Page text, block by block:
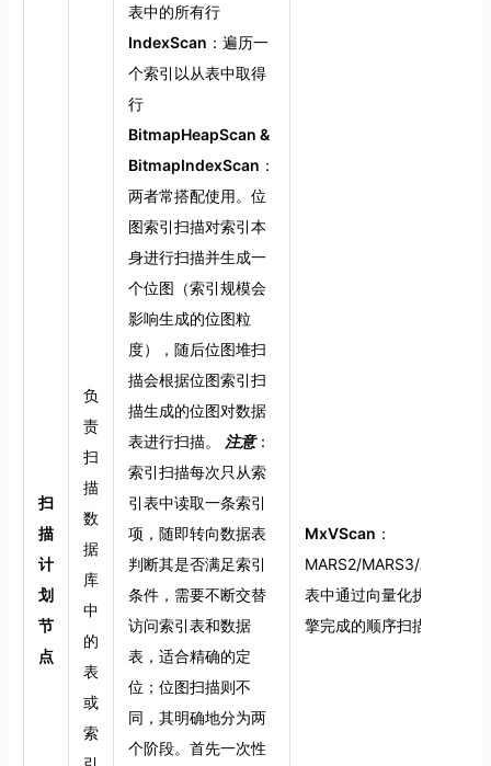
扫
描
计
划
节
点
负
责
扫
描
数
据
库
中
的
表
或
索
表中的所有行
IndexScan ：遍历一
个索引以从表中取得
行
BitmapHeapScan &
BitmapIndexScan ：
两者常搭配使用。位
图索引扫描对索引本
身进行扫描并生成一
个位图（索引规模会
影响生成的位图粒
度），随后位图堆扫
描会根据位图索引扫
描生成的位图对数据
表进行扫描。
注意：
索引扫描每次只从索
引表中读取一条索引
项，随即转向数据表
判断其是否满足索引
条件，需要不断交替
访问索引表和数据
表，适合精确的定
位；位图扫描则不
同，其明确地分为两
个阶段。首先一次性
MxVScan ：
MARS2/MARS3/AOCO
表中通过向量化执行引
擎完成的顺序扫描操作